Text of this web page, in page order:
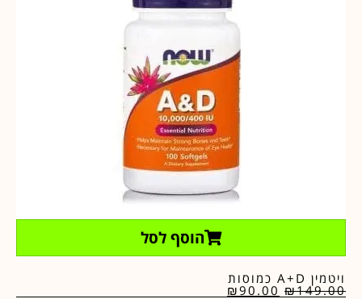
הוסף לסל
ויטמין A+D כמוסות
₪149.00
₪90.00